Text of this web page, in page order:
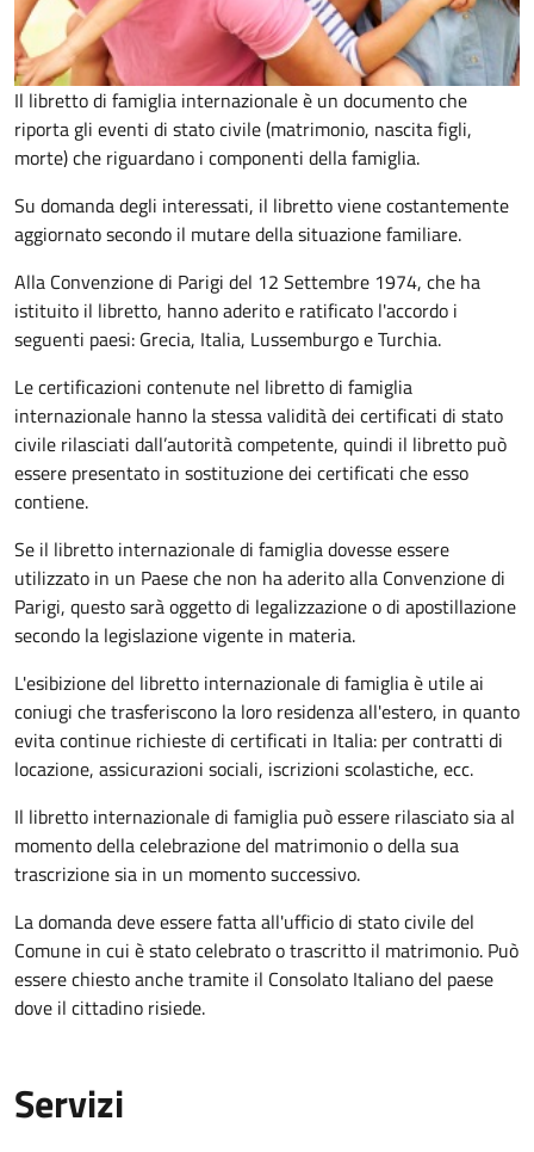
Il libretto di famiglia internazionale è un documento che
riporta gli eventi di stato civile (matrimonio, nascita figli,
morte) che riguardano i componenti della famiglia.
Su domanda degli interessati, il libretto viene costantemente
aggiornato secondo il mutare della situazione familiare.
Alla Convenzione di Parigi del 12 Settembre 1974, che ha
istituito il libretto, hanno aderito e ratificato l'accordo i
seguenti paesi: Grecia, Italia, Lussemburgo e Turchia.
Le certificazioni contenute nel libretto di famiglia
internazionale hanno la stessa validità dei certificati di stato
civile rilasciati dall’autorità competente, quindi il libretto può
essere presentato in sostituzione dei certificati che esso
contiene.
Se il libretto internazionale di famiglia dovesse essere
utilizzato in un Paese che non ha aderito alla Convenzione di
Parigi, questo sarà oggetto di legalizzazione o di apostillazione
secondo la legislazione vigente in materia.
L'esibizione del libretto internazionale di famiglia è utile ai
coniugi che trasferiscono la loro residenza all'estero, in quanto
evita continue richieste di certificati in Italia: per contratti di
locazione, assicurazioni sociali, iscrizioni scolastiche, ecc.
Il libretto internazionale di famiglia può essere rilasciato sia al
momento della celebrazione del matrimonio o della sua
trascrizione sia in un momento successivo.
La domanda deve essere fatta all'ufficio di stato civile del
Comune in cui è stato celebrato o trascritto il matrimonio. Può
essere chiesto anche tramite il Consolato Italiano del paese
dove il cittadino risiede.
Servizi